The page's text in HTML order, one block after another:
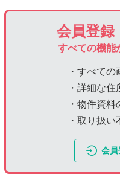
会員登録
すべての機能
・すべて
・詳細な住
・物件資
・取り扱
会員